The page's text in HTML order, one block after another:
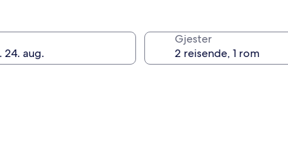
Gjester